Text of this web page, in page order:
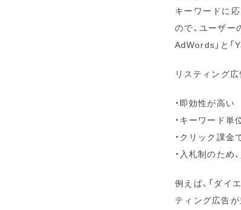
キーワードに
ので、ユーザー
AdWords」と「
リスティング
・即効性が高い
・キーワード単
・クリック課金
・入札制のため
例えば、「ダ
ティング広告